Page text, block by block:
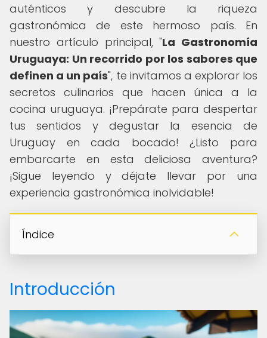
auténticos y descubre la riqueza
gastronómica de este hermoso país. En
nuestro artículo principal, "La Gastronomía
Uruguaya: Un recorrido por los sabores que
definen a un país", te invitamos a explorar los
secretos culinarios que hacen única a la
cocina uruguaya. ¡Prepárate para despertar
tus sentidos y degustar la esencia de
Uruguay en cada bocado! ¿Listo para
embarcarte en esta deliciosa aventura?
¡Sigue leyendo y déjate llevar por una
experiencia gastronómica inolvidable!
Índice
Introducción